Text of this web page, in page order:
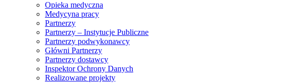
Opieka medyczna
Medycyna pracy
Partnerzy
Partnerzy – Instytucje Publiczne
Partnerzy podwykonawcy
Główni Partnerzy
Partnerzy dostawcy
Inspektor Ochrony Danych
Realizowane projekty